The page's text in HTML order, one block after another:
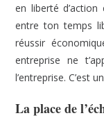
en liberté
entre ton temps
réussir
entreprise ne
l’entreprise. C’est
La place de